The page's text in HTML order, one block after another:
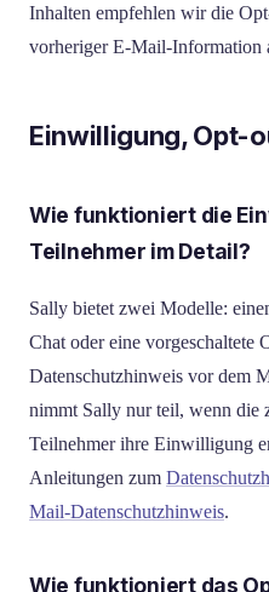
Inhalten empfehlen wir die
vorheriger E-Mail-Information
Einwilligung, Opt-
Wie funktioniert die
Teilnehmer im Detail?
Sally bietet zwei Modelle:
Chat oder eine
Datenschutzhinweis vor dem
nimmt Sally nur teil, wenn die
Teilnehmer ihre Einwilligung
Anleitungen zum
Mail-Datenschutzhinweis.
Wie funktioniert das